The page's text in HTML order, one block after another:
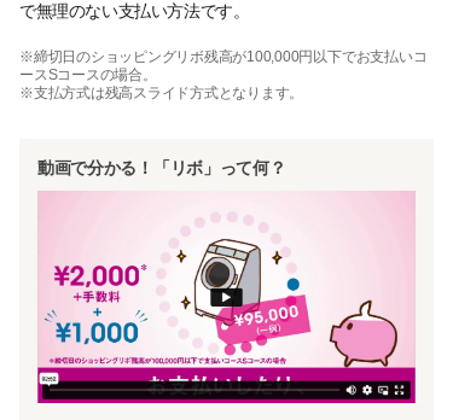
で無理のない支払い方法です。
※締切日のショッピングリボ残高が100,000円以下でお支払いコ
ースSコースの場合。
※支払方式は残高スライド方式となります。
動画で分かる！「リボ」って何？